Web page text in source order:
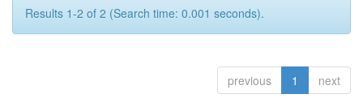
Results 1-2 of 2 (Search time: 0.001 seconds).
previous 1 next